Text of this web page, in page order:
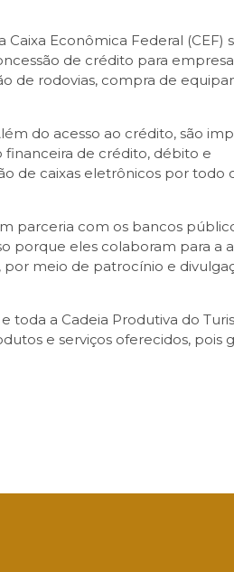
Econômica Federal (CEF)
de crédito para
de rodovias, compra de
do acesso ao crédito, são
de crédito, débito e
de caixas eletrônicos por todo
parceria com os bancos
porque eles colaboram para a
meio de patrocínio e
toda a Cadeia Produtiva do
e serviços oferecidos, pois